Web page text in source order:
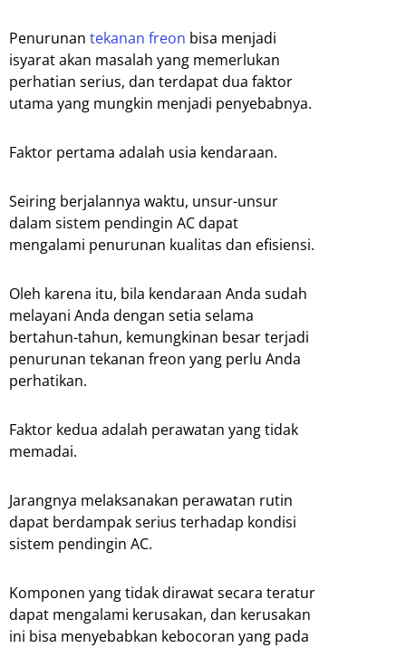
Penurunan tekanan freon bisa menjadi
isyarat akan masalah yang memerlukan
perhatian serius, dan terdapat dua faktor
utama yang mungkin menjadi penyebabnya.
Faktor pertama adalah usia kendaraan.
Seiring berjalannya waktu, unsur-unsur
dalam sistem pendingin AC dapat
mengalami penurunan kualitas dan efisiensi.
Oleh karena itu, bila kendaraan Anda sudah
melayani Anda dengan setia selama
bertahun-tahun, kemungkinan besar terjadi
penurunan tekanan freon yang perlu Anda
perhatikan.
Faktor kedua adalah perawatan yang tidak
memadai.
Jarangnya melaksanakan perawatan rutin
dapat berdampak serius terhadap kondisi
sistem pendingin AC.
Komponen yang tidak dirawat secara teratur
dapat mengalami kerusakan, dan kerusakan
ini bisa menyebabkan kebocoran yang pada